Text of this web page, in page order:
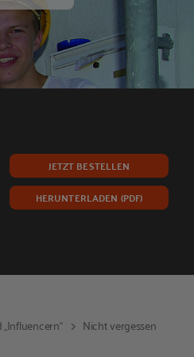
JETZT BESTELLEN
HERUNTERLADEN (PDF)
Nicht vergessen